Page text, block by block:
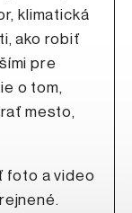
klimatická
ako robiť
pre
o tom,
mesto,
foto a video